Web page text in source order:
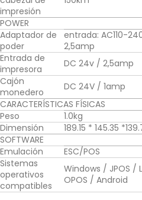
impresión
POWER
Adaptador de
poder
entrada: AC110-
2,5amp
Entrada de
impresora
DC 24v / 2,5amp
Cajón
monedero
DC 24V / 1amp
CARACTERÍSTICAS FÍSICAS
Peso
1.0kg
Dimensión
189.15 * 145.35
SOFTWARE
Emulación
ESC/POS
Sistemas
operativos
compatibles
Windows / JPOS /
OPOS / Android